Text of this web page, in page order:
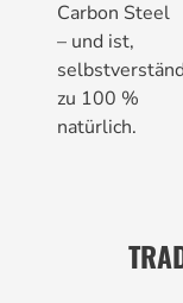
Carbon Steel
– und ist,
zu 100 %
natürlich.